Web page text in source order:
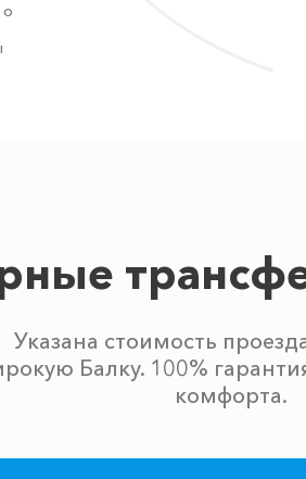
Указана стоимость
Балку. 100%
комфорта.